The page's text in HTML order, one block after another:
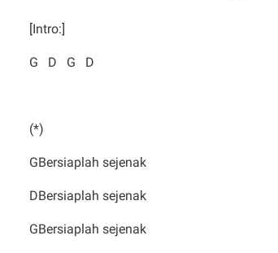
[Intro:]
G D G D
(*)
GBersiaplah sejenak
DBersiaplah sejenak
GBersiaplah sejenak